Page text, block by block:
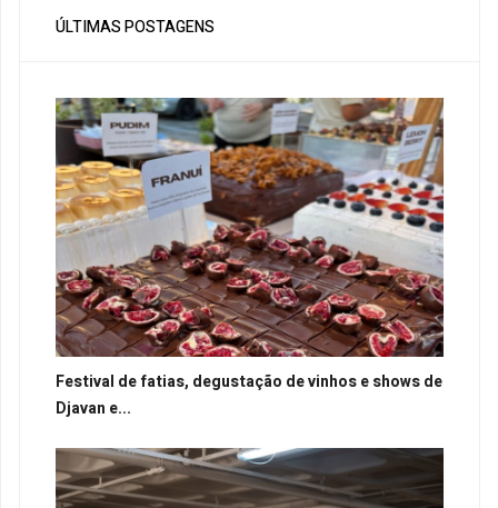
ÚLTIMAS POSTAGENS
Festival de fatias, degustação de vinhos e shows de
Djavan e...